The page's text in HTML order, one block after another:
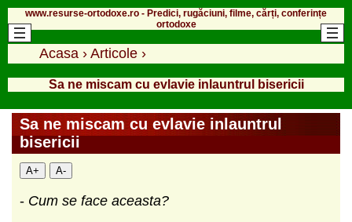
www.resurse-ortodoxe.ro - Predici, rugăciuni, filme, cărți, conferințe
ortodoxe
Acasa › Articole ›
Sa ne mis­cam cu evlavie inlauntrul bisericii
Sa ne mis­cam cu evlavie inlauntrul
bisericii
A+ A-
- Cum se face aceasta?